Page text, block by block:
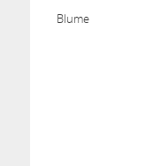
Blume